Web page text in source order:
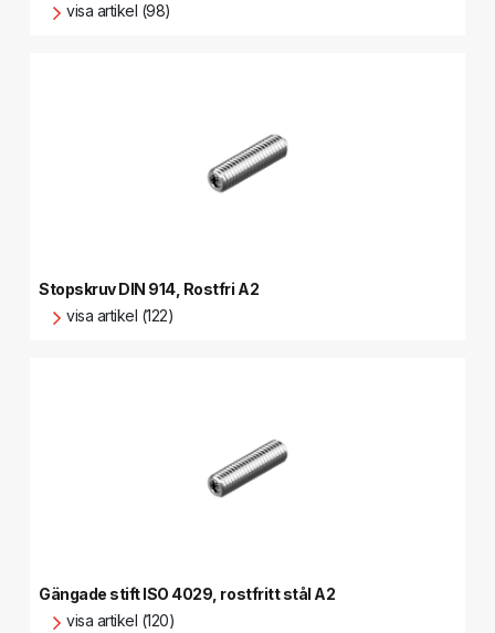
visa artikel (98)
Stopskruv DIN 914, Rostfri A2
visa artikel (122)
Gängade stift ISO 4029, rostfritt stål A2
visa artikel (120)